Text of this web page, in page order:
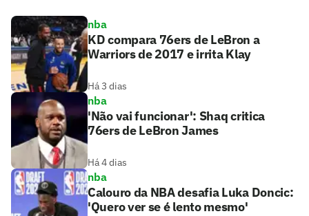
nba
KD compara 76ers de LeBron a
Warriors de 2017 e irrita Klay
Há 3 dias
nba
'Não vai funcionar': Shaq critica
76ers de LeBron James
Há 4 dias
nba
Calouro da NBA desafia Luka Doncic:
'Quero ver se é lento mesmo'